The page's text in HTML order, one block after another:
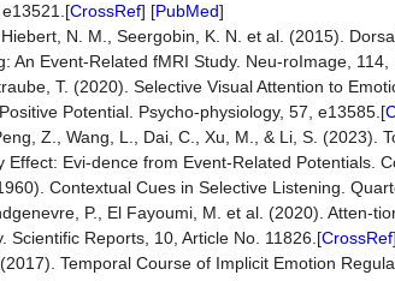
CrossRef] [PubMed]
N. M., Seergobin, K. N. et al. (2015).
An Event-Related fMRI Study. Neu-roImage,
T. (2020). Selective Visual Attention to
Potential. Psycho-physiology, 57, e13585.[
Z., Wang, L., Dai, C., Xu, M., & Li, S. (2023).
Effect: Evi-dence from Event-Related Potentials.
Contextual Cues in Selective Listening.
P., El Fayoumi, M. et al. (2020). Atten-
Scientific Reports, 10, Article No. 11826.[CrossRef
Temporal Course of Implicit Emotion